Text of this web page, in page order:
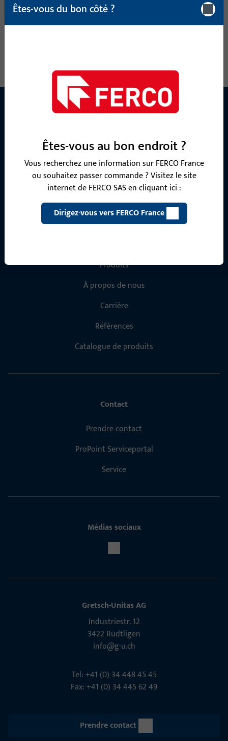
Êtes-vous du bon côté ?
Êtes-vous au bon endroit ?
Vous recherchez une information sur FERCO France
ou souhaitez passer commande ? Visitez le site
internet de FERCO SAS en cliquant ici :
Dirigez-vous vers FERCO France
Informations générales
Mentions légales
Protection des données
CGV
Produits
À propos de nous
Carrière
Références
Catalogue de produits
Contact
Prendre contact
ProPoint Serviceportal
Service
Médias sociaux
Gretsch-Unitas AG
Indu­s­triestr. 12
3422 Rüdt­ligen
info@g-u.ch
Tel: +41 (0) 34 448 45 45
Fax: +41 (0) 34 445 62 49
Prendre contact